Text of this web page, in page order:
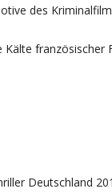
des
Kälte französischer
Deutschland